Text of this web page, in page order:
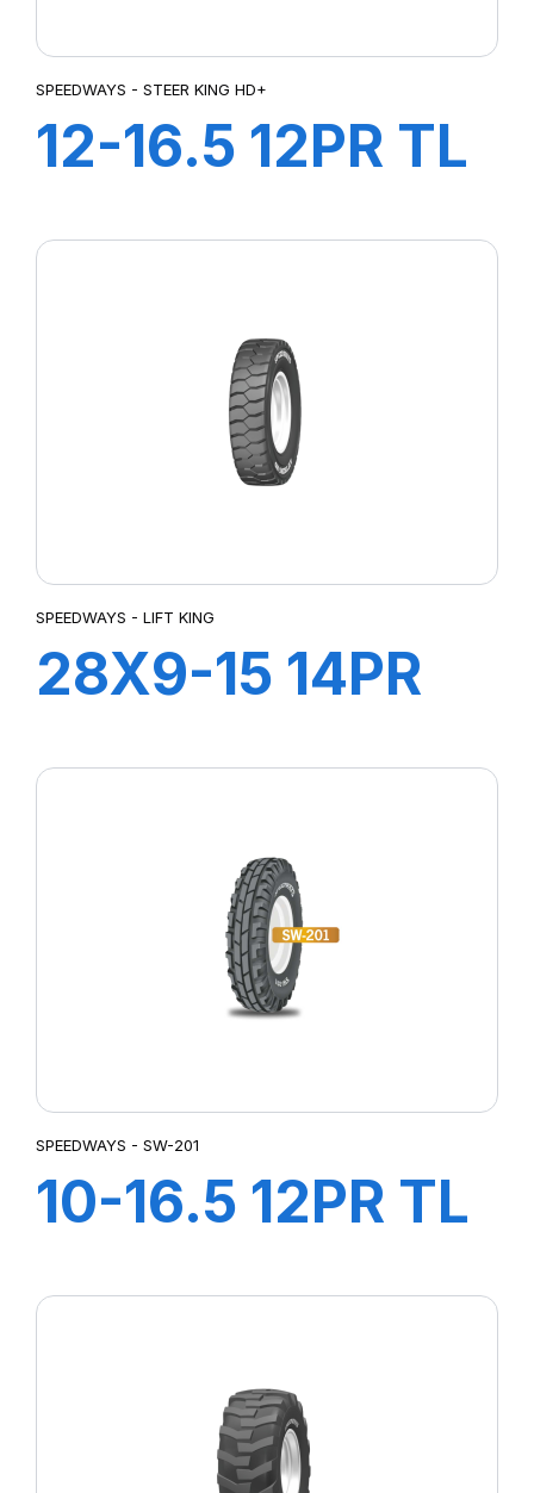
SPEEDWAYS - STEER KING HD+
12-16.5 12PR TL
SPEEDWAYS - LIFT KING
28X9-15 14PR
SPEEDWAYS - SW-201
10-16.5 12PR TL